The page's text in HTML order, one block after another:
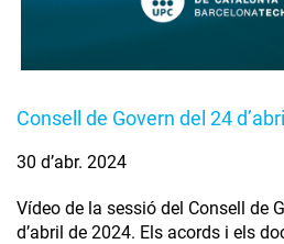
Consell de Govern del 24
30 d’abr. 2024
Vídeo de la sessió del Consell de
d’abril de 2024. Els acords i els